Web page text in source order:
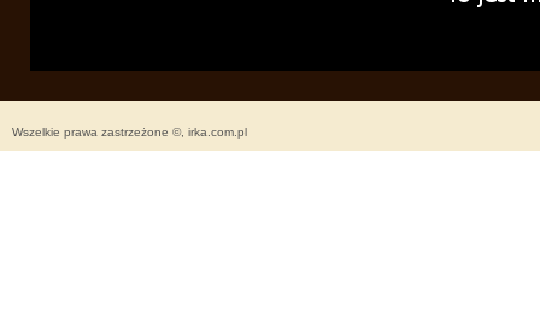
Wszelkie prawa zastrzeżone ©, irka.com.pl